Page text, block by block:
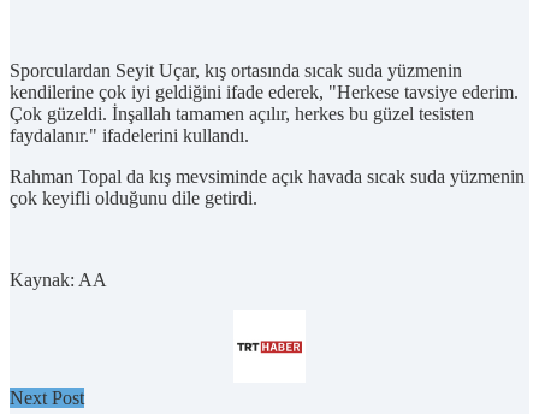
Sporculardan Seyit Uçar, kış ortasında sıcak suda yüzmenin
kendilerine çok iyi geldiğini ifade ederek, "Herkese tavsiye ederim.
Çok güzeldi. İnşallah tamamen açılır, herkes bu güzel tesisten
faydalanır." ifadelerini kullandı.
Rahman Topal da kış mevsiminde açık havada sıcak suda yüzmenin
çok keyifli olduğunu dile getirdi.
Kaynak: AA
Next Post